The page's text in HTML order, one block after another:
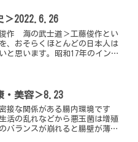
くときに「...
＞2022.6.26
作 海の武士道＞工藤俊作とい
、おそらくほとんどの日本人は
と思います。昭和17年のインド
の2倍近...
・美容＞8.23
接な関係がある腸内環境です
活の乱れなどから悪玉菌は増殖
バランスが崩れると腸壁が薄く